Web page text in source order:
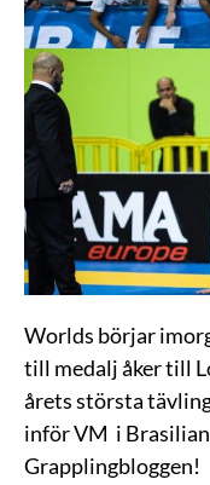
Worlds börjar
till medalj åker till
årets största
inför VM i
Grapplingbloggen!